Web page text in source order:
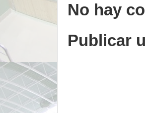
No hay
Publicar